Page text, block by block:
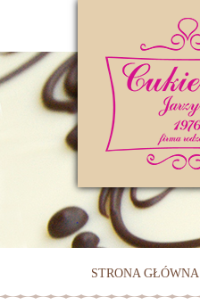
STRONA GŁÓWNA